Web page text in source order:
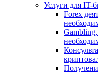
Услуги для IT-
Forex